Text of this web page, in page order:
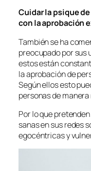
Cuidar la psique
con la aprobación
También se ha
preocupado por sus
estos están
la aprobación de
Según ellos esto
personas de
Por lo que
sanas en sus redes
egocéntricas y